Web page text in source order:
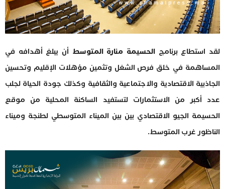
لقد استطاع برنامج الحسيمة منارة المتوسط أن يبلغ أهدافه في
المساهمة في خلق فرص الشغل وتثمين مؤهلات الإقليم وتحسين
الجاذبية الاقتصادية والاجتماعية والثقافية وكذلك جودة الحياة لجلب
عدد أكبر من الاستثمارات لتستفيد الساكنة المحلية من موقع
الحسيمة الجيو الاقتصادي بين بين الميناء المتوسطي لطنجة وميناء
الناظور غرب المتوسط.